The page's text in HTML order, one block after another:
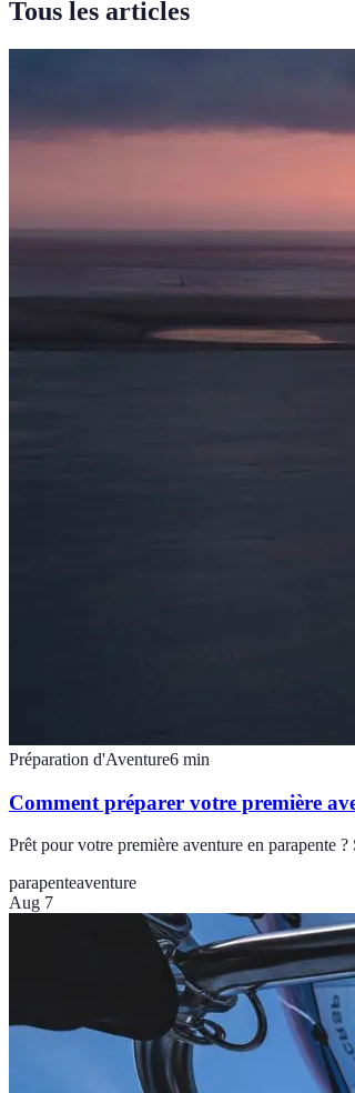
Tous les articles
Préparation d'Aventure6 min
Comment préparer votre première
Prêt pour votre première aventure en parapente
parapenteaventure
Aug 7